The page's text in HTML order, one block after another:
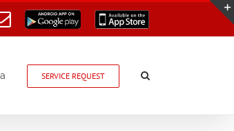
Email
Google
Play
App
Store
SERVICE REQUEST